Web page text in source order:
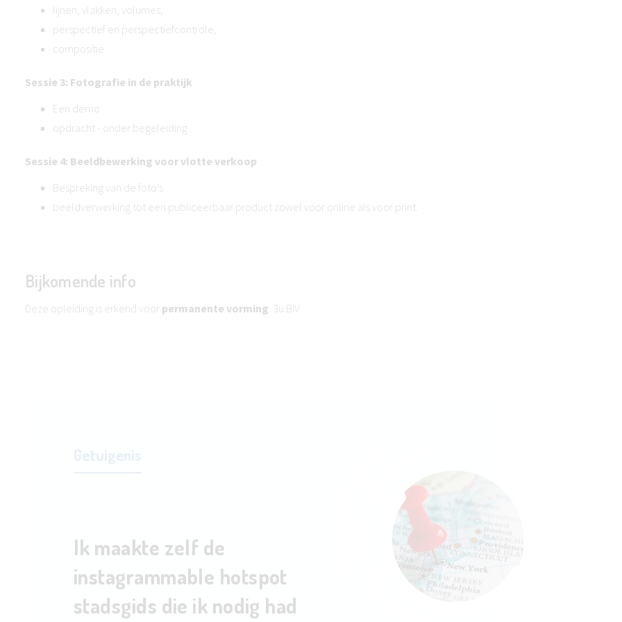
lijnen, vlakken, volumes,
perspectief en perspectiefcontrole,
compositie
Sessie 3: Fotografie in de praktijk
Een demo
opdracht - onder begeleiding
Sessie 4: Beeldbewerking voor vlotte verkoop
Bespreking van de foto’s
beeldverwerking tot een publiceerbaar product zowel voor online als voor print.
Bijkomende info
Deze opleiding is erkend voor permanente vorming: 3u BIV
Ik maakte zelf de
instagrammable hotspot
stadsgids die ik nodig had